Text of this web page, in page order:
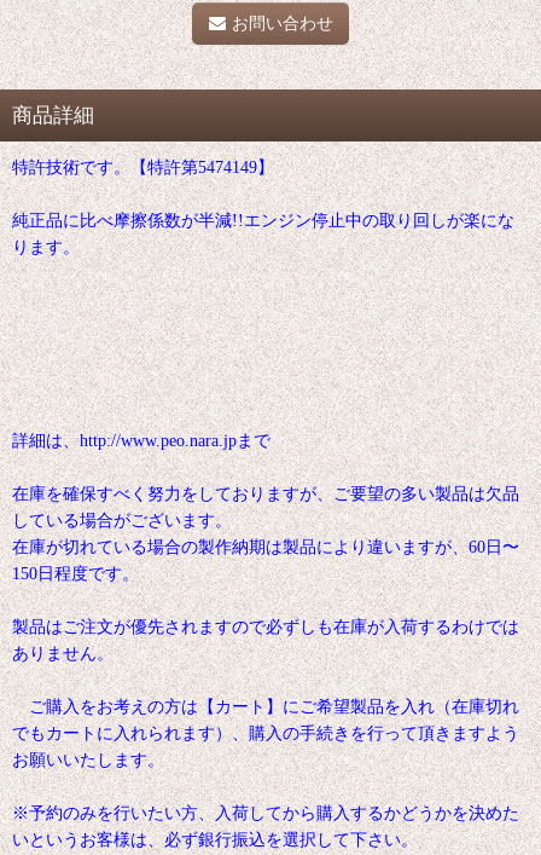
お問い合わせ
商品詳細
特許技術です。【特許第5474149】
純正品に比べ摩擦係数が半減!!エンジン停止中の取り回しが楽にな
ります。
詳細は、http://www.peo.nara.jpまで
在庫を確保すべく努力をしておりますが、ご要望の多い製品は欠品
している場合がございます。
在庫が切れている場合の製作納期は製品により違いますが、60日〜
150日程度です。
製品はご注文が優先されますので必ずしも在庫が入荷するわけでは
ありません。
ご購入をお考えの方は【カート】にご希望製品を入れ（在庫切れ
でもカートに入れられます）、購入の手続きを行って頂きますよう
お願いいたします。
※予約のみを行いたい方、入荷してから購入するかどうかを決めた
いというお客様は、必ず銀行振込を選択して下さい。